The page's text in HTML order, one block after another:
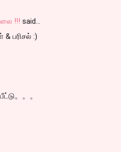
!!! said…
பரிசல் :)
。。。